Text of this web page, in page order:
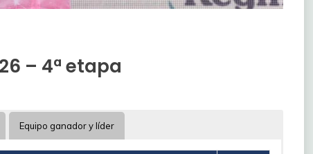
– 4ª etapa
Equipo ganador y líder